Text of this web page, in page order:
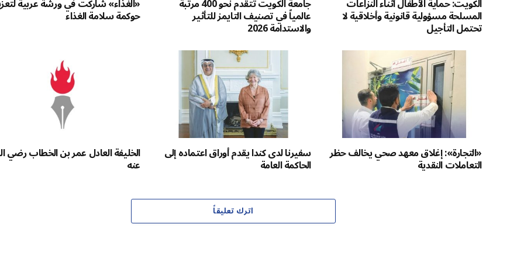
الكويت: حماية الأطفال أثناء النزاعات
المسلحة مسؤولية قانونية وأخلاقية لا
تحتمل التأجيل
جامعة الكويت تتقدم نحو 400 مرتبة
عالمياً في تصنيف التايمز للتأثير
والاستدامة 2026
«الغذاء» شاركت في ورشة عربية
حوكمة سلامة الغذاء
«التجارة»: إغلاق معهد صحي يخالف حظر
التعاملات النقدية
سفيرنا لدى كندا يقدم أوراق اعتماده إلى
الحاكمة العامة
الخليفة العادل عمر بن الخطاب رضي
عنه
اترك تعليقاً